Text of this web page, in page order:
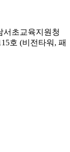
서초교육지원청
호 (비전타워, 패